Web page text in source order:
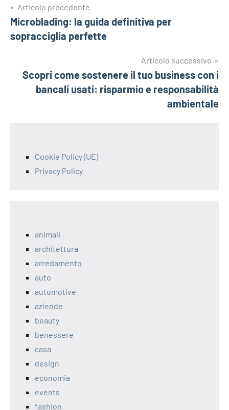
Navigazione
articoli
Articolo precedente
Microblading: la guida definitiva per
sopracciglia perfette
Articolo successivo
Scopri come sostenere il tuo business con i
bancali usati: risparmio e responsabilità
ambientale
Cookie Policy (UE)
Privacy Policy
animali
architettura
arredamento
auto
automotive
aziende
beauty
benessere
casa
design
economia
events
fashion